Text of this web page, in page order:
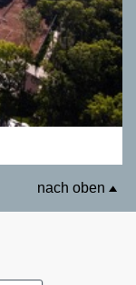
nach oben